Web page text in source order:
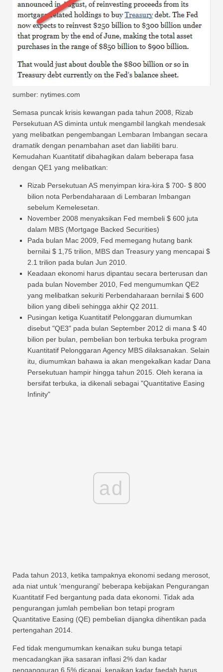
sumber: nytimes.com
Semasa puncak krisis kewangan pada tahun 2008, Rizab
Persekutuan AS diminta untuk mengambil langkah mendesak
yang melibatkan pengembangan Lembaran Imbangan secara
dramatik dengan penambahan aset dan liabiliti baru.
Kemudahan Kuantitatif dibahagikan dalam beberapa fasa
dengan QE1 yang melibatkan:
Rizab Persekutuan AS menyimpan kira-kira $ 700- $ 800
bilion nota Perbendaharaan di Lembaran Imbangan
sebelum Kemelesetan.
November 2008 menyaksikan Fed membeli $ 600 juta
dalam MBS (Mortgage Backed Securities)
Pada bulan Mac 2009, Fed memegang hutang bank
bernilai $ 1,75 trilion, MBS dan Treasury yang mencapai $
2.1 trilion pada bulan Jun 2010.
Keadaan ekonomi harus dipantau secara berterusan dan
pada bulan November 2010, Fed mengumumkan QE2
yang melibatkan sekuriti Perbendaharaan bernilai $ 600
bilion yang dibeli sehingga akhir Q2 2011.
Pusingan ketiga Kuantitatif Pelonggaran diumumkan
disebut "QE3" pada bulan September 2012 di mana $ 40
bilion per bulan, pembelian bon terbuka terbuka program
Kuantitatif Pelonggaran Agency MBS dilaksanakan. Selain
itu, diumumkan bahawa ia akan mengekalkan kadar Dana
Persekutuan hampir hingga tahun 2015. Oleh kerana ia
bersifat terbuka, ia dikenali sebagai "Quantitative Easing
Infinity"
ad
Pada tahun 2013, ketika tampaknya ekonomi sedang merosot,
ada niat untuk 'mengurangi' beberapa kebijakan Pengurangan
Kuantitatif Fed bergantung pada data ekonomi. Tidak ada
pengurangan jumlah pembelian bon tetapi program
Quantitative Easing (QE) pembelian dijangka dihentikan pada
pertengahan 2014.
Fed tidak mengumumkan kenaikan suku bunga tetapi
mencadangkan jika sasaran inflasi 2% dan kadar
pengangguran 6.5% dicapai, kenaikan kadar faedah harus